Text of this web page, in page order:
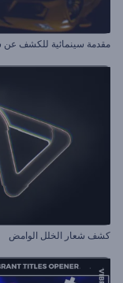
مقدمة سينمائية للكشف عن
كشف شعار الخلل الوامض